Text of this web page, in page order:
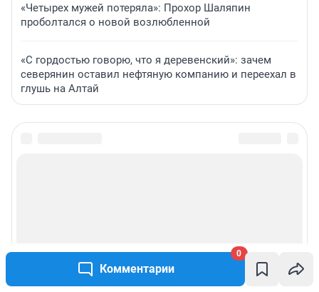
Комментарии
0
«Четырех мужей потеряла»: Прохор Шаляпин
проболтался о новой возлюбленной
«С гордостью говорю, что я деревенский»: зачем
северянин оставил нефтяную компанию и переехал в
глушь на Алтай